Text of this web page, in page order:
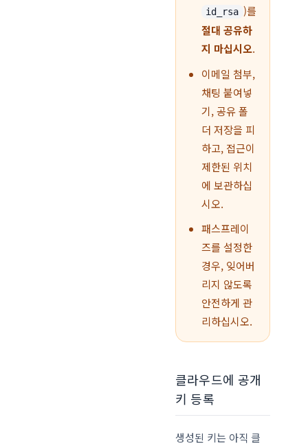
id_rsa )를
절대 공유하
지 마십시오.
이메일 첨부,
채팅 붙여넣
기, 공유 폴
더 저장을 피
하고, 접근이
제한된 위치
에 보관하십
시오.
패스프레이
즈를 설정한
경우, 잊어버
리지 않도록
안전하게 관
리하십시오.
클라우드에 공개
키 등록
생성된 키는 아직 클